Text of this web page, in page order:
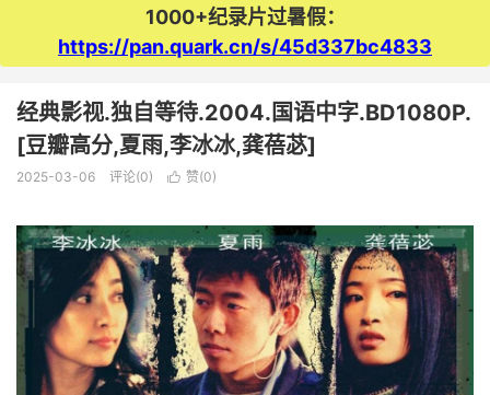
1000+纪录片过暑假：
https://pan.quark.cn/s/45d337bc4833
经典影视.独自等待.2004.国语中字.BD1080P.
[豆瓣高分,夏雨,李冰冰,龚蓓苾]
2025-03-06 评论(0)  赞(0)